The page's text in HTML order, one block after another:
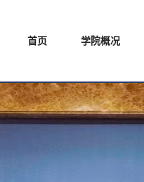
首页 学院概况